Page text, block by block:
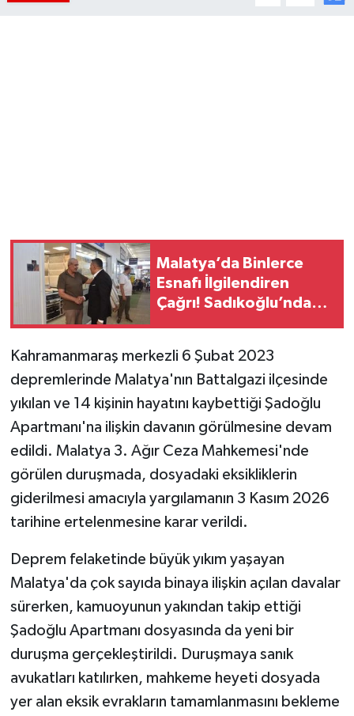
Malatya’da Binlerce
Esnafı İlgilendiren
Çağrı! Sadıkoğlu’ndan
Kahramanmaraş merkezli 6 Şubat 2023
depremlerinde Malatya'nın Battalgazi ilçesinde
yıkılan ve 14 kişinin hayatını kaybettiği Şadoğlu
Apartmanı'na ilişkin davanın görülmesine devam
edildi. Malatya 3. Ağır Ceza Mahkemesi'nde
görülen duruşmada, dosyadaki eksikliklerin
giderilmesi amacıyla yargılamanın 3 Kasım 2026
tarihine ertelenmesine karar verildi.
Deprem felaketinde büyük yıkım yaşayan
Malatya'da çok sayıda binaya ilişkin açılan davalar
sürerken, kamuoyunun yakından takip ettiği
Şadoğlu Apartmanı dosyasında da yeni bir
duruşma gerçekleştirildi. Duruşmaya sanık
avukatları katılırken, mahkeme heyeti dosyada
yer alan eksik evrakların tamamlanmasını bekleme